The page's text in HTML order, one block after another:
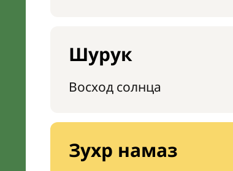
Шурук
Восход солнца
Зухр намаз